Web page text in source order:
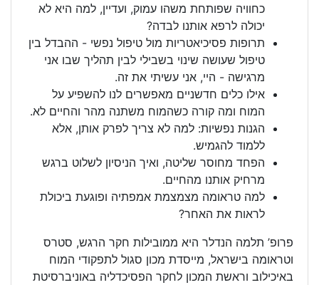
כחוויה שפותחת משהו עמוק, ועדיין, למה היא לא
יכולה לרפא אותנו לבדה?
תרופות פסיכיאטריות מול טיפול נפשי - ההבדל בין
טיפול שעושה שינוי בשבילי לבין תהליך שבו אני
מרגישה - היי, אני עשיתי את זה.
אילו כלים חדשניים מאפשרים לנו להשפיע על
המוח ומה קורה כשהמוח משתנה מהר והחיים לא.
הגנות נפשיות: למה לא צריך לפרק אותן, אלא
ללמוד להגמיש.
הפחד מחוסר שליטה, ואיך הניסיון לשלוט ברגש
מרחיק אותנו מהחיים.
למה טראומה מצמצמת אמפתיה ופוגעת ביכולת
לראות את האחר?
פרופ’ תלמה הנדלר היא ממובילות חקר הרגש, סטרס
וטראומה בישראל, מייסדת מכון סגול לתפקודי המוח
באיכילוב וראשת המכון לחקר הפסיכדליה באוניברסיטת